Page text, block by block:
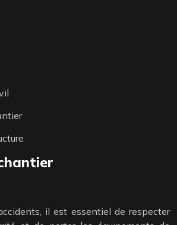
il est essentiel de respecter